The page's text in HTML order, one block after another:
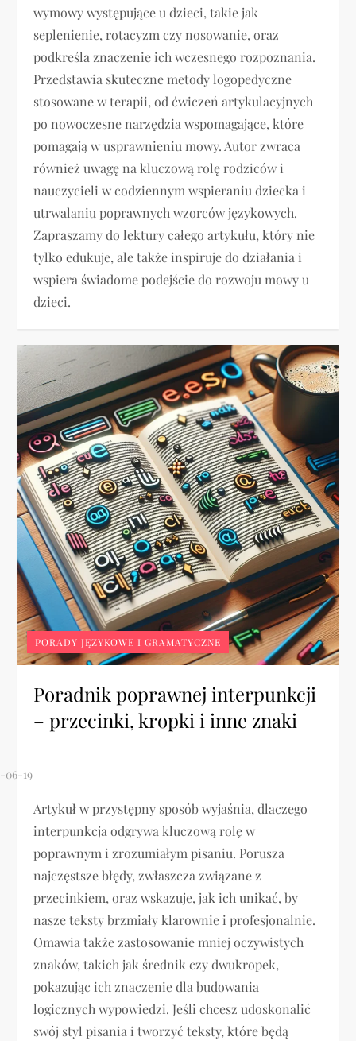
wymowy występujące u dzieci, takie jak
seplenienie, rotacyzm czy nosowanie, oraz
podkreśla znaczenie ich wczesnego rozpoznania.
Przedstawia skuteczne metody logopedyczne
stosowane w terapii, od ćwiczeń artykulacyjnych
po nowoczesne narzędzia wspomagające, które
pomagają w usprawnieniu mowy. Autor zwraca
również uwagę na kluczową rolę rodziców i
nauczycieli w codziennym wspieraniu dziecka i
utrwalaniu poprawnych wzorców językowych.
Zapraszamy do lektury całego artykułu, który nie
tylko edukuje, ale także inspiruje do działania i
wspiera świadome podejście do rozwoju mowy u
dzieci.
PORADY JĘZYKOWE I GRAMATYCZNE
Poradnik poprawnej interpunkcji
– przecinki, kropki i inne znaki
Artykuł w przystępny sposób wyjaśnia, dlaczego
interpunkcja odgrywa kluczową rolę w
poprawnym i zrozumiałym pisaniu. Porusza
najczęstsze błędy, zwłaszcza związane z
przecinkiem, oraz wskazuje, jak ich unikać, by
nasze teksty brzmiały klarownie i profesjonalnie.
Omawia także zastosowanie mniej oczywistych
znaków, takich jak średnik czy dwukropek,
pokazując ich znaczenie dla budowania
logicznych wypowiedzi. Jeśli chcesz udoskonalić
swój styl pisania i tworzyć teksty, które będą